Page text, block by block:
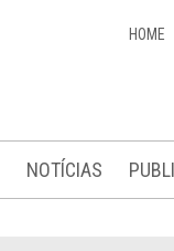
HOME
NOTÍCIAS